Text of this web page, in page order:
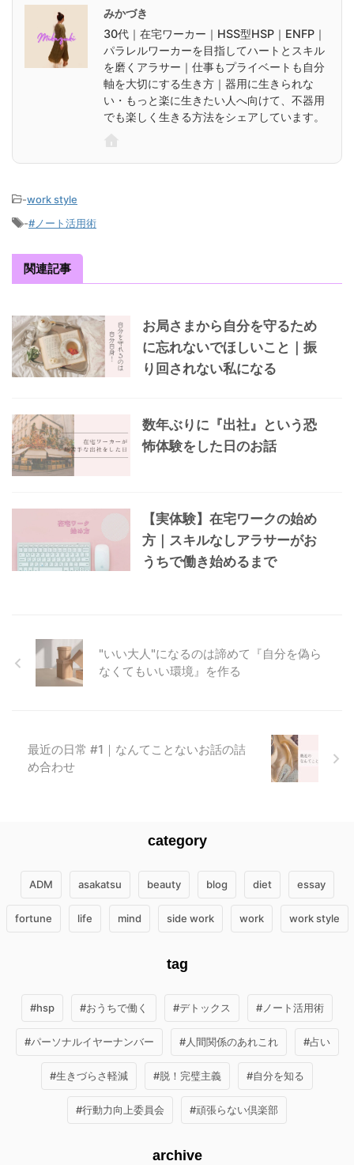
みかづき
30代｜在宅ワーカー｜HSS型HSP｜ENFP｜
パラレルワーカーを目指してハートとスキル
を磨くアラサー｜仕事もプライベートも自分
軸を大切にする生き方｜器用に生きられな
い・もっと楽に生きたい人へ向けて、不器用
でも楽しく生きる方法をシェアしています。
-work style
-#ノート活用術
関連記事
お局さまから自分を守るため
に忘れないでほしいこと｜振
り回されない私になる
数年ぶりに『出社』という恐
怖体験をした日のお話
【実体験】在宅ワークの始め
方｜スキルなしアラサーがお
うちで働き始めるまで
"いい大人"になるのは諦めて『自分を偽ら
なくてもいい環境』を作る
最近の日常 #1｜なんてことないお話の詰
め合わせ
category
ADM asakatsu beauty blog diet essay
fortune life mind side work work work style
tag
#hsp #おうちで働く #デトックス #ノート活用術
#パーソナルイヤーナンバー #人間関係のあれこれ #占い
#生きづらさ軽減 #脱！完璧主義 #自分を知る
#行動力向上委員会 #頑張らない倶楽部
archive